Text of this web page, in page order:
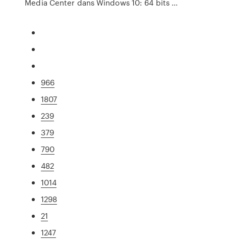
Media Center dans Windows 10: 64 bits ...
966
1807
239
379
790
482
1014
1298
21
1247